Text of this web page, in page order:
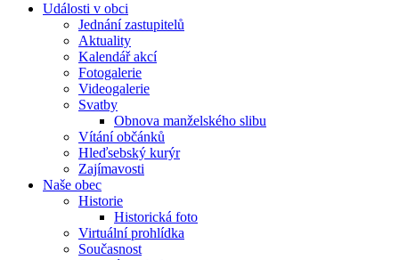
Události v obci
Jednání zastupitelů
Aktuality
Kalendář akcí
Fotogalerie
Videogalerie
Svatby
Obnova manželského slibu
Vítání občánků
Hleďsebský kurýr
Zajímavosti
Naše obec
Historie
Historická foto
Virtuální prohlídka
Současnost